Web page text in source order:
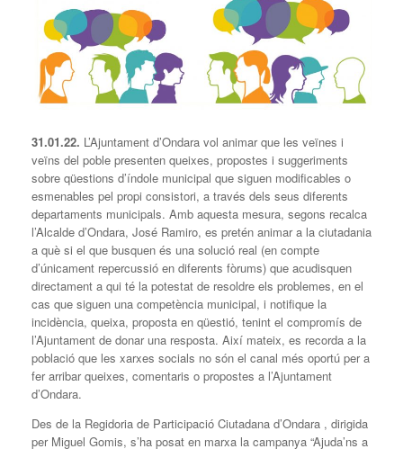
31.01.22. L’Ajuntament d’Ondara vol animar que les veïnes i
veïns del poble presenten queixes, propostes i suggeriments
sobre qüestions d’índole municipal que siguen modificables o
esmenables pel propi consistori, a través dels seus diferents
departaments municipals. Amb aquesta mesura, segons recalca
l’Alcalde d’Ondara, José Ramiro, es pretén animar a la ciutadania
a què si el que busquen és una solució real (en compte
d’únicament repercussió en diferents fòrums) que acudisquen
directament a qui té la potestat de resoldre els problemes, en el
cas que siguen una competència municipal, i notifique la
incidència, queixa, proposta en qüestió, tenint el compromís de
l’Ajuntament de donar una resposta. Així mateix, es recorda a la
població que les xarxes socials no són el canal més oportú per a
fer arribar queixes, comentaris o propostes a l’Ajuntament
d’Ondara.
Des de la Regidoria de Participació Ciutadana d’Ondara , dirigida
per Miguel Gomis, s’ha posat en marxa la campanya “Ajuda’ns a